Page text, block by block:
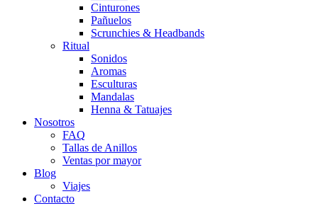
Cinturones
Pañuelos
Scrunchies & Headbands
Ritual
Sonidos
Aromas
Esculturas
Mandalas
Henna & Tatuajes
Nosotros
FAQ
Tallas de Anillos
Ventas por mayor
Blog
Viajes
Contacto